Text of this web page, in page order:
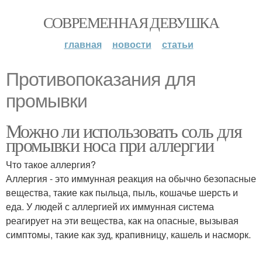
СОВРЕМЕННАЯ ДЕВУШКА
главная новости статьи
Противопоказания для
промывки
Можно ли использовать соль для
промывки носа при аллергии
Что такое аллергия?
Аллергия - это иммунная реакция на обычно безопасные
вещества, такие как пыльца, пыль, кошачье шерсть и
еда. У людей с аллергией их иммунная система
реагирует на эти вещества, как на опасные, вызывая
симптомы, такие как зуд, крапивницу, кашель и насморк.